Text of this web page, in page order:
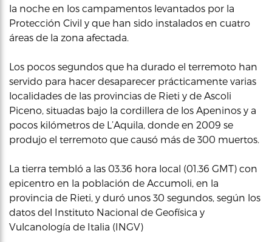
la noche en los campamentos levantados por la
Protección Civil y que han sido instalados en cuatro
áreas de la zona afectada.
Los pocos segundos que ha durado el terremoto han
servido para hacer desaparecer prácticamente varias
localidades de las provincias de Rieti y de Ascoli
Piceno, situadas bajo la cordillera de los Apeninos y a
pocos kilómetros de L’Aquila, donde en 2009 se
produjo el terremoto que causó más de 300 muertos.
La tierra tembló a las 03.36 hora local (01.36 GMT) con
epicentro en la población de Accumoli, en la
provincia de Rieti, y duró unos 30 segundos, según los
datos del Instituto Nacional de Geofísica y
Vulcanología de Italia (INGV)